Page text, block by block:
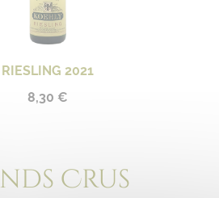
RIESLING 2021
8,30 €
Crus